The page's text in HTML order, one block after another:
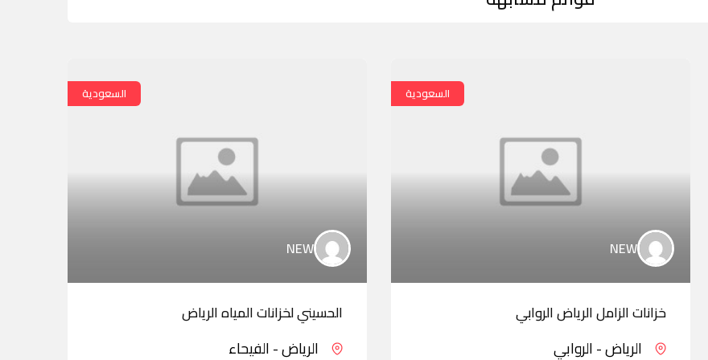
السعودية
NEW
خزانات الزامل الرياض الروابي
الرياض - الروابي
السعودية
NEW
الحسيني لخزانات المياه الرياض
الرياض - الفيحاء